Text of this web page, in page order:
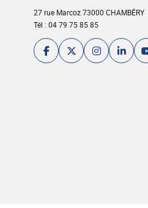
27 rue Marcoz 73000 CHAMBÉRY
Tél : 04 79 75 85 85